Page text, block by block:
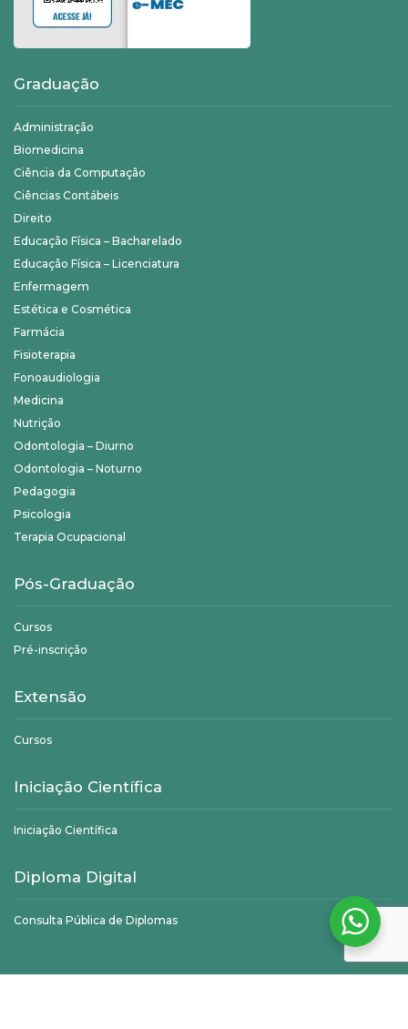
Graduação
Administração
Biomedicina
Ciência da Computação
Ciências Contábeis
Direito
Educação Física – Bacharelado
Educação Física – Licenciatura
Enfermagem
Estética e Cosmética
Farmácia
Fisioterapia
Fonoaudiologia
Medicina
Nutrição
Odontologia – Diurno
Odontologia – Noturno
Pedagogia
Psicologia
Terapia Ocupacional
Pós-Graduação
Cursos
Pré-inscrição
Extensão
Cursos
Iniciação Científica
Iniciação Científica
Diploma Digital
Consulta Pública de Diplomas